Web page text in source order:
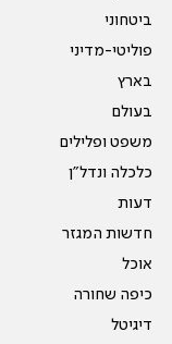
ביטחוני
פוליטי-מדיני
בארץ
בעולם
משפט ופלילים
כלכלה ונדל"ן
דעות
חדשות המגזר
אוכל
כיפה שחורה
דיגיטל